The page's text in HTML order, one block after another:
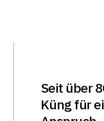
Seit über
Küng für